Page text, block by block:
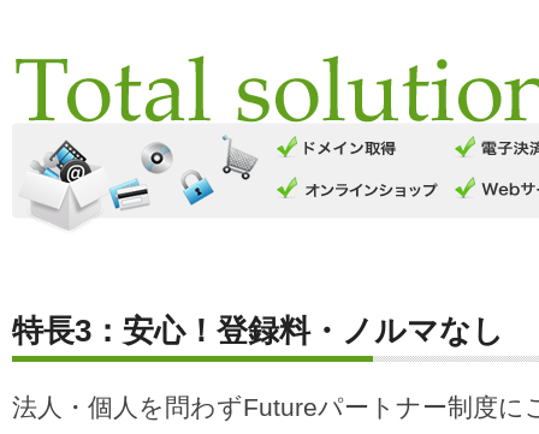
特長3：安心！登録料・ノルマなし
法人・個人を問わずFutureパートナー制度に